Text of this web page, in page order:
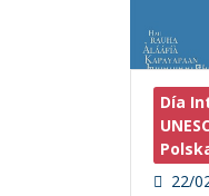
Día
22/